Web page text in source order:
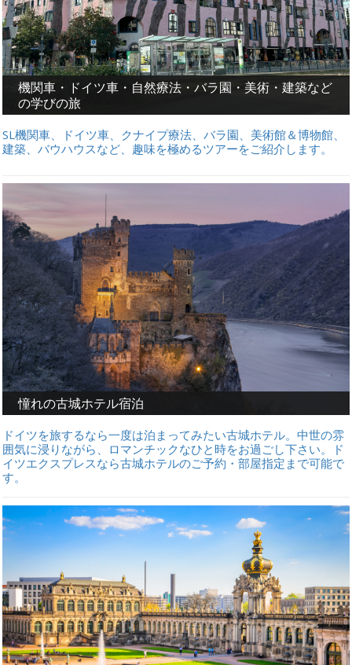
機関車・ドイツ車・自然療法・バラ園・美術・建築など
の学びの旅
SL機関車、ドイツ車、クナイプ療法、バラ園、美術館＆博物館、
建築、バウハウスなど、趣味を極めるツアーをご紹介します。
憧れの古城ホテル宿泊
ドイツを旅するなら一度は泊まってみたい古城ホテル。中世の雰
囲気に浸りながら、ロマンチックなひと時をお過ごし下さい。ド
イツエクスプレスなら古城ホテルのご予約・部屋指定まで可能で
す。